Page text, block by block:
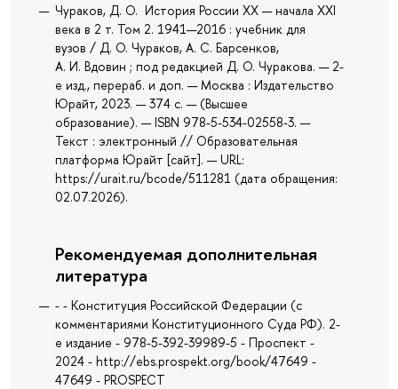
Чураков, Д. О. История России XX — начала XXI
века в 2 т. Том 2. 1941—2016 : учебник для
вузов / Д. О. Чураков, А. С. Барсенков,
А. И. Вдовин ; под редакцией Д. О. Чуракова. — 2-
е изд., перераб. и доп. — Москва : Издательство
Юрайт, 2023. — 374 с. — (Высшее
образование). — ISBN 978-5-534-02558-3. —
Текст : электронный // Образовательная
платформа Юрайт [сайт]. — URL:
https://urait.ru/bcode/511281 (дата обращения:
02.07.2026).
Рекомендуемая дополнительная
литература
- - Конституция Российской Федерации (c
комментариями Конституционного Суда РФ). 2-
е издание - 978-5-392-39989-5 - Проспект -
2024 - http://ebs.prospekt.org/book/47649 -
47649 - PROSPECT